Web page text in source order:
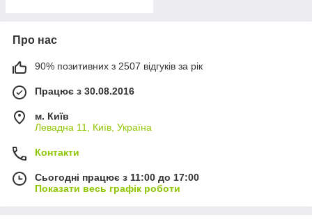
Про нас
90% позитивних з 2507 відгуків за рік
Працює з 30.08.2016
м. Київ
Левадна 11, Київ, Україна
Контакти
Сьогодні працює з 11:00 до 17:00
Показати весь графік роботи